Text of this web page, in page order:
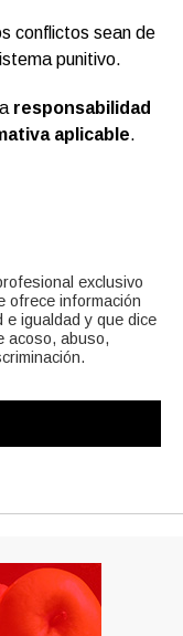
conflictos sean de
punitivo.
responsabilidad
aplicable.
exclusivo
ofrece información
e igualdad y que dice
acoso, abuso,